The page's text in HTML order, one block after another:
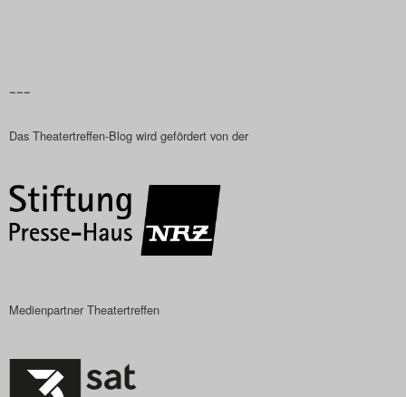
–––
Das Theatertreffen-Blog wird gefördert von der
Medienpartner Theatertreffen